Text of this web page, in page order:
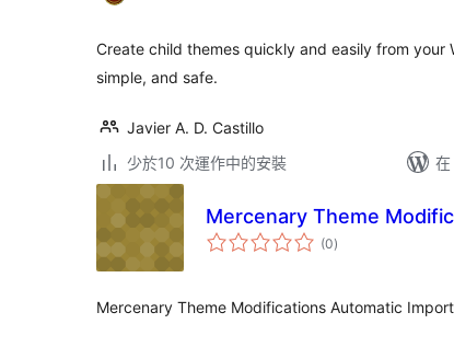
Create child themes quickly and easily from your
simple, and safe.
Javier A. D. Castillo
少於10 次運作中的安裝
Mercenary Theme
(0總
評)
Mercenary Theme Modifications Automatic